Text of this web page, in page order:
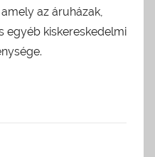
az áruházak,
egyéb kiskereskedelmi